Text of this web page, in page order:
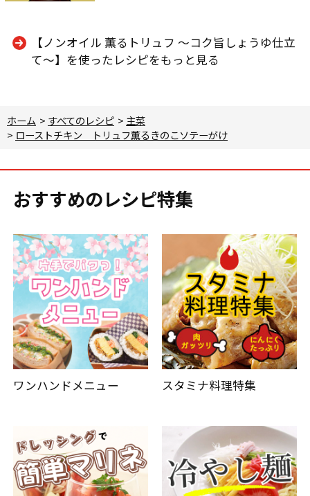
【ノンオイル 薫るトリュフ ～コク旨しょうゆ仕立
て～】を使ったレシピをもっと見る
ホーム > すべてのレシピ > 主菜
> ローストチキン トリュフ薫るきのこソテーがけ
おすすめのレシピ特集
ワンハンドメニュー スタミナ料理特集